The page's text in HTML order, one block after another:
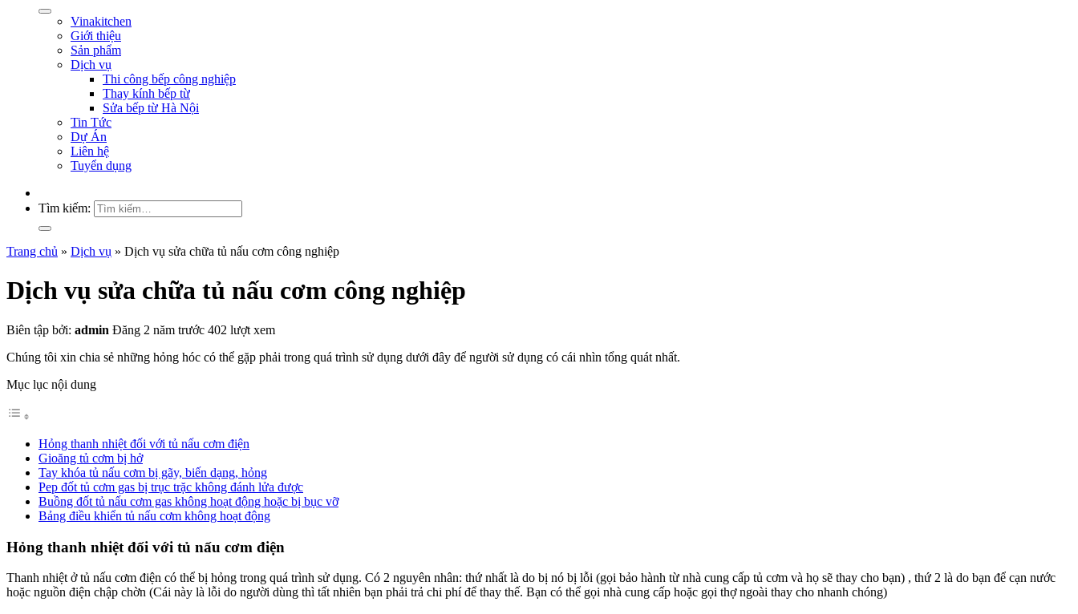
Vinakitchen
Giới thiệu
Sản phẩm
Dịch vụ
Thi công bếp công nghiệp
Thay kính bếp từ
Sửa bếp từ Hà Nội
Tin Tức
Dự Án
Liên hệ
Tuyển dụng
Tìm kiếm:
Trang chủ » Dịch vụ » Dịch vụ sửa chữa tủ nấu cơm công nghiệp
Dịch vụ sửa chữa tủ nấu cơm công nghiệp
Biên tập bởi: admin Đăng 2 năm trước 402 lượt xem
Chúng tôi xin chia sẻ những hỏng hóc có thể gặp phải trong quá trình sử dụng dưới đây để người sử dụng có cái nhìn tổng quát nhất.
Mục lục nội dung
Hỏng thanh nhiệt đối với tủ nấu cơm điện
Gioăng tủ cơm bị hở
Tay khóa tủ nấu cơm bị gãy, biến dạng, hỏng
Pep đốt tủ cơm gas bị trục trặc không đánh lửa được
Buồng đốt tủ nấu cơm gas không hoạt động hoặc bị bục vỡ
Bảng điều khiển tủ nấu cơm không hoạt động
Hỏng thanh nhiệt đối với tủ nấu cơm điện
Thanh nhiệt ở tủ nấu cơm điện có thể bị hỏng trong quá trình sử dụng. Có 2 nguyên nhân: thứ nhất là do bị nó bị lỗi (gọi bảo hành từ nhà cung cấp tủ cơm và họ sẽ thay cho bạn) , thứ 2 là do bạn để cạn nước
hoặc nguồn điện chập chờn (Cái này là lỗi do người dùng thì tất nhiên bạn phải trả chi phí để thay thế. Bạn có thể gọi nhà cung cấp hoặc gọi thợ ngoài thay cho nhanh chóng)